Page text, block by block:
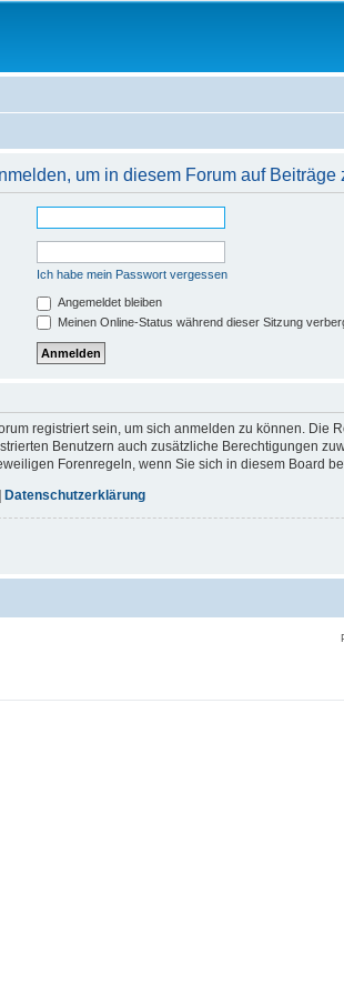
um in diesem Forum auf Beiträge
Ich habe mein Passwort vergessen
Angemeldet bleiben
Meinen Online-Status während dieser Sitzung
registriert sein, um sich anmelden zu können.
Benutzern auch zusätzliche Berechtigungen
Forenregeln, wenn Sie sich in diesem Board
| Datenschutzerklärung